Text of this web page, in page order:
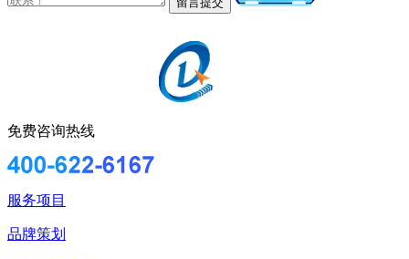
免费咨询热线
服务项目
品牌策划